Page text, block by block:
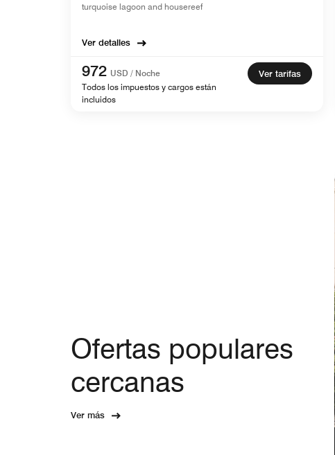
turquoise lagoon and housereef
Ver detalles
972 USD / Noche
Todos los impuestos y cargos están
incluidos
Ver tarifas
Ofertas populares
cercanas
Ver más